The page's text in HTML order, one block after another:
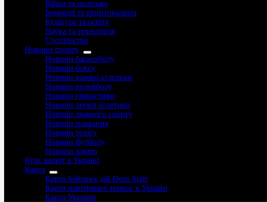
Війна та політика
Іноваціії та криптовалюта
Культура та освіта
Наука та технологія
Суспільство
Новини спорту
Новини баскетболу
Новини боксу
Новини важкої атлетики
Новини волейболу
Новини гімнастики
Новини легкої атлетики
Новини лижного спорту
Новини плавання
Новини тенісу
Новини футболу
Новини хокею
Курс валют в Україні
Карта
Карта бойових дій Deep State
Карта повітряних тривог в Україні
Карта України